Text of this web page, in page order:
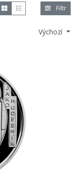
Výchozí
Filtr